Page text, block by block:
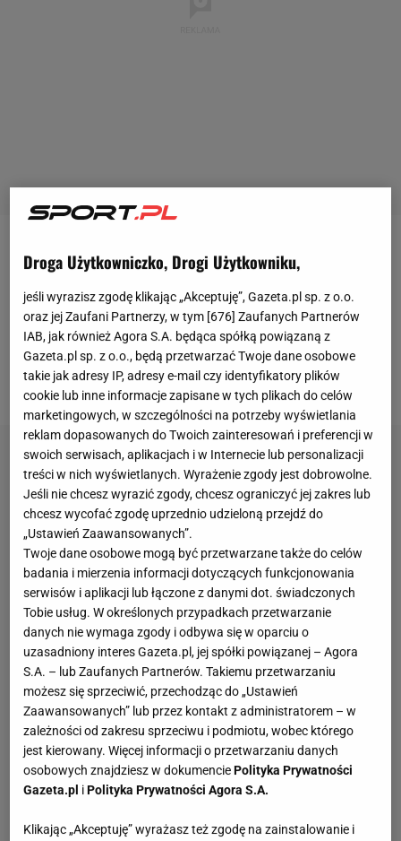
LechPoznań w dwumeczu 1/16 finału Ligi
Bodo/Glimt. Tym samym stał się pierwszą od 32 lat
polską drużyną, która wyeliminowała rywala wiosną
w europejskich pucharach. W 1/8 finału zmierzy się
ze szwedzkim Djurgardens IF.
Droga Użytkowniczko, Drogi Użytkowniku,
jeśli wyrazisz zgodę klikając „Akceptuję”, Gazeta.pl sp. z o.o.
oraz jej Zaufani Partnerzy, w tym [676] Zaufanych Partnerów
IAB, jak również Agora S.A. będąca spółką powiązaną z
Gazeta.pl sp. z o.o., będą przetwarzać Twoje dane osobowe
takie jak adresy IP, adresy e-mail czy identyfikatory plików
cookie lub inne informacje zapisane w tych plikach do celów
marketingowych, w szczególności na potrzeby wyświetlania
reklam dopasowanych do Twoich zainteresowań i preferencji w
swoich serwisach, aplikacjach i w Internecie lub personalizacji
treści w nich wyświetlanych. Wyrażenie zgody jest dobrowolne.
Jeśli nie chcesz wyrazić zgody, chcesz ograniczyć jej zakres lub
chcesz wycofać zgodę uprzednio udzieloną przejdź do
„Ustawień Zaawansowanych”.
Twoje dane osobowe mogą być przetwarzane także do celów
badania i mierzenia informacji dotyczących funkcjonowania
serwisów i aplikacji lub łączone z danymi dot. świadczonych
Tobie usług. W określonych przypadkach przetwarzanie
danych nie wymaga zgody i odbywa się w oparciu o
uzasadniony interes Gazeta.pl, jej spółki powiązanej – Agora
S.A. – lub Zaufanych Partnerów. Takiemu przetwarzaniu
możesz się sprzeciwić, przechodząc do „Ustawień
Zaawansowanych” lub przez kontakt z administratorem – w
zależności od zakresu sprzeciwu i podmiotu, wobec którego
jest kierowany. Więcej informacji o przetwarzaniu danych
osobowych znajdziesz w dokumenciePolityka Prywatności
Gazeta.pl iPolityka Prywatności Agora S.A.
Klikając „Akceptuję” wyrażasz też zgodę na zainstalowanie i